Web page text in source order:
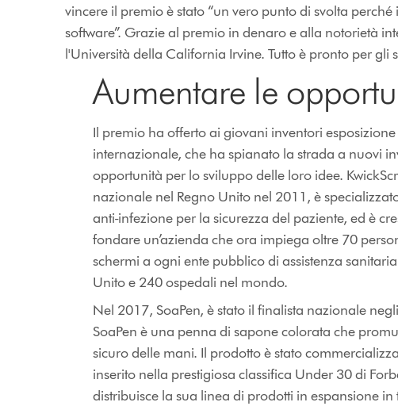
vincere il premio è stato “un vero punto di svolta
software”. Grazie al premio in denaro e alla notorietà
l'Università della California Irvine. Tutto è pronto per gli
Aumentare le
Il premio ha offerto ai giovani inventori
internazionale, che ha spianato la strada a nuovi
opportunità per lo sviluppo delle loro idee.
nazionale nel Regno Unito nel 2011, è
anti-infezione per la sicurezza del paziente, ed è
fondare un’azienda che ora impiega oltre 70
schermi a ogni ente pubblico di assistenza
Unito e 240 ospedali nel mondo.
Nel 2017, SoaPen, è stato il finalista nazionale
SoaPen è una penna di sapone colorata che
sicuro delle mani. Il prodotto è stato
inserito nella prestigiosa classifica Under 30 di
distribuisce la sua linea di prodotti in espansione in